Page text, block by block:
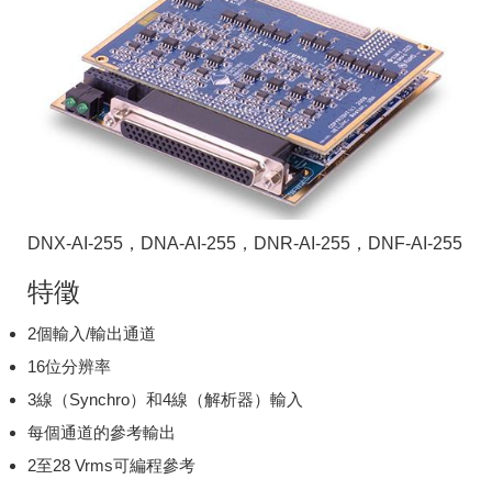
DNX-AI-255，DNA-AI-255，DNR-AI-255，DNF-AI-255
特徵
2個輸入/輸出通道
16位分辨率
3線（Synchro）和4線（解析器）輸入
每個通道的參考輸出
2至28 Vrms可編程參考